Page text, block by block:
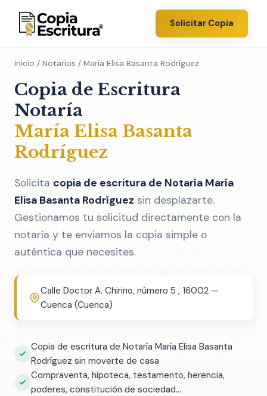
Solicitar Copia
Inicio / Notarios / María Elisa Basanta Rodríguez
Copia de Escritura
Notaría
María Elisa Basanta
Rodríguez
Solicita copia de escritura de Notaría María
Elisa Basanta Rodríguez sin desplazarte.
Gestionamos tu solicitud directamente con la
notaría y te enviamos la copia simple o
auténtica que necesites.
Calle Doctor A. Chirino, número 5 , 16002 —
Cuenca (Cuenca)
Copia de escritura de Notaría María Elisa Basanta
Rodríguez sin moverte de casa
Compraventa, hipoteca, testamento, herencia,
poderes, constitución de sociedad...